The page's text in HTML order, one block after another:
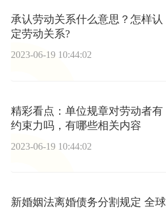
承认劳动关系什么意思？怎样认
定劳动关系?
2023-06-19 10:44:02
精彩看点：单位规章对劳动者有
约束力吗，有哪些相关内容
2023-06-19 10:44:02
新婚姻法离婚债务分割规定 全球